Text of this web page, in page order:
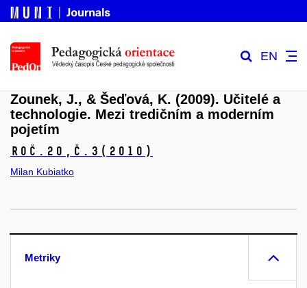
EN
Zounek, J., & Šeďová, K. (2009). Učitelé a
technologie. Mezi tredičním a moderním
pojetím
Roč.20, č.3 (2010)
Milan Kubiatko
Metriky